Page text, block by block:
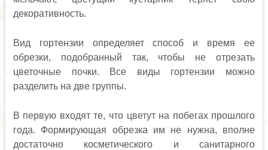
декоративность.
Вид гортензии определяет способ и время ее
обрезки, подобранный так, чтобы не отрезать
цветочные почки. Все виды гортензии можно
разделить на две группы.
В первую входят те, что цветут на побегах прошлого
года. Формирующая обрезка им не нужна, вполне
достаточно косметического и санитарного